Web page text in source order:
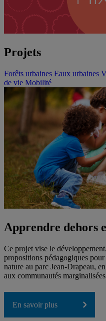
Projets
Forêts urbaines Eaux urbaines
de vie Mobilité
Apprendre dehors
Ce projet vise le
propositions pédagogiques
nature au parc Jean-Drapeau,
aux communautés
En savoir plus